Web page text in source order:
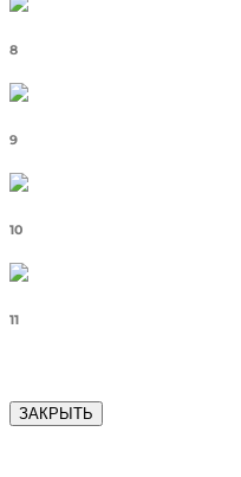
8
9
10
11
ЗАКРЫТЬ